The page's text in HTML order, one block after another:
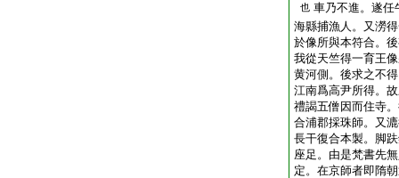
也 車乃不進。遂任
海縣捕漁人。又澇
於像所與本符合。
我從天竺得一育王
黄河側。後求之不
江南爲高尹所得。
禮謁五僧因而住寺
合浦郡採珠師。又
長干復合本製。脚
座足。由是梵書先
定。在京師者即隋